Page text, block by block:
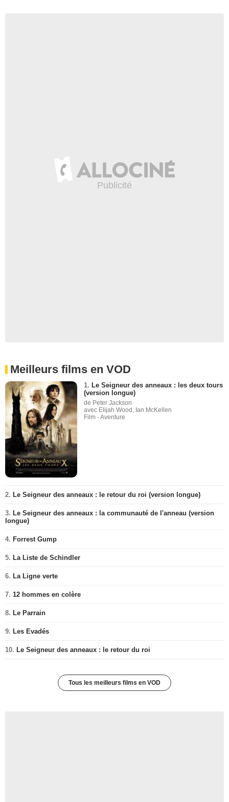
Meilleurs films en VOD
1. Le Seigneur des anneaux : les deux tours
(version longue)
de Peter Jackson
avec Elijah Wood, Ian McKellen
Film - Aventure
2. Le Seigneur des anneaux : le retour du roi (version longue)
3. Le Seigneur des anneaux : la communauté de l'anneau (version
longue)
4. Forrest Gump
5. La Liste de Schindler
6. La Ligne verte
7. 12 hommes en colère
8. Le Parrain
9. Les Evadés
10. Le Seigneur des anneaux : le retour du roi
Tous les meilleurs films en VOD